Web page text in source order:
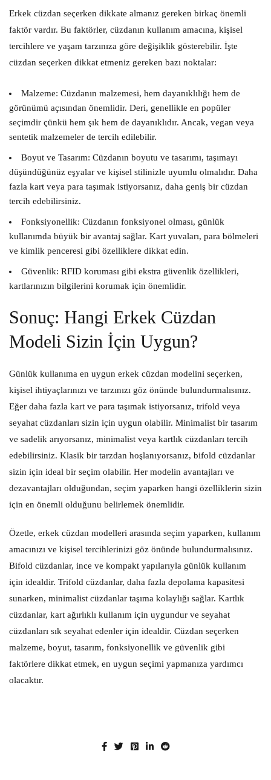
Erkek cüzdan seçerken dikkate almanız gereken birkaç önemli
faktör vardır. Bu faktörler, cüzdanın kullanım amacına, kişisel
tercihlere ve yaşam tarzınıza göre değişiklik gösterebilir. İşte
cüzdan seçerken dikkat etmeniz gereken bazı noktalar:
Malzeme: Cüzdanın malzemesi, hem dayanıklılığı hem de
görünümü açısından önemlidir. Deri, genellikle en popüler
seçimdir çünkü hem şık hem de dayanıklıdır. Ancak, vegan veya
sentetik malzemeler de tercih edilebilir.
Boyut ve Tasarım: Cüzdanın boyutu ve tasarımı, taşımayı
düşündüğünüz eşyalar ve kişisel stilinizle uyumlu olmalıdır. Daha
fazla kart veya para taşımak istiyorsanız, daha geniş bir cüzdan
tercih edebilirsiniz.
Fonksiyonellik: Cüzdanın fonksiyonel olması, günlük
kullanımda büyük bir avantaj sağlar. Kart yuvaları, para bölmeleri
ve kimlik penceresi gibi özelliklere dikkat edin.
Güvenlik: RFID koruması gibi ekstra güvenlik özellikleri,
kartlarınızın bilgilerini korumak için önemlidir.
Sonuç: Hangi Erkek Cüzdan
Modeli Sizin İçin Uygun?
Günlük kullanıma en uygun erkek cüzdan modelini seçerken,
kişisel ihtiyaçlarınızı ve tarzınızı göz önünde bulundurmalısınız.
Eğer daha fazla kart ve para taşımak istiyorsanız, trifold veya
seyahat cüzdanları sizin için uygun olabilir. Minimalist bir tasarım
ve sadelik arıyorsanız, minimalist veya kartlık cüzdanları tercih
edebilirsiniz. Klasik bir tarzdan hoşlanıyorsanız, bifold cüzdanlar
sizin için ideal bir seçim olabilir. Her modelin avantajları ve
dezavantajları olduğundan, seçim yaparken hangi özelliklerin sizin
için en önemli olduğunu belirlemek önemlidir.
Özetle, erkek cüzdan modelleri arasında seçim yaparken, kullanım
amacınızı ve kişisel tercihlerinizi göz önünde bulundurmalısınız.
Bifold cüzdanlar, ince ve kompakt yapılarıyla günlük kullanım
için idealdir. Trifold cüzdanlar, daha fazla depolama kapasitesi
sunarken, minimalist cüzdanlar taşıma kolaylığı sağlar. Kartlık
cüzdanlar, kart ağırlıklı kullanım için uygundur ve seyahat
cüzdanları sık seyahat edenler için idealdir. Cüzdan seçerken
malzeme, boyut, tasarım, fonksiyonellik ve güvenlik gibi
faktörlere dikkat etmek, en uygun seçimi yapmanıza yardımcı
olacaktır.